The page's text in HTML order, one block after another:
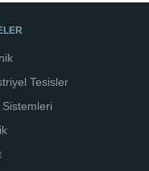
Tesisler
Sistemleri